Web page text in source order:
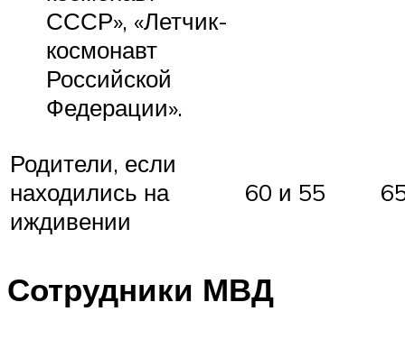
СССР», «Летчик-
космонавт
Российской
Федерации».
Родители, если
находились на
иждивении
60 и 55
Сотрудники МВД